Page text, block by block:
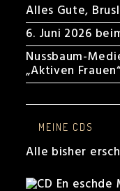
Alles Gute, Brusl
6. Juni 2026
Nussbaum-
„Aktiven
MEINE CDS
Alle bisher